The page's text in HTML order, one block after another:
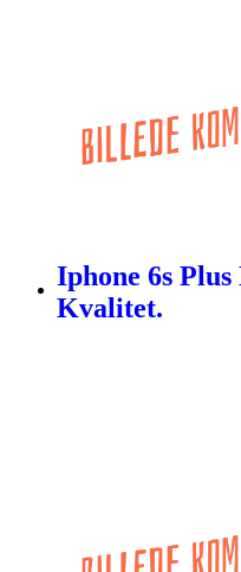
Iphone 6s
Kvalitet.